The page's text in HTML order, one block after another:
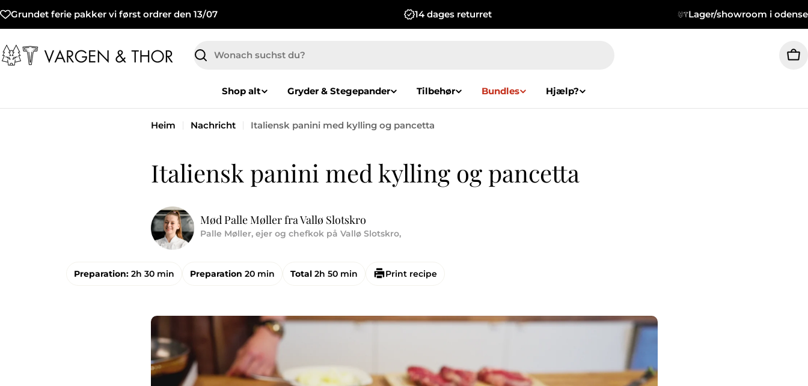
Inhalt
Grundet ferie pakker vi først ordrer den 13/07 14 dages returret Lager/showroom i odense
Suchen
Shop alt Gryder & Stegepander Tilbehør Bundles Hjælp?
Heim Nachricht Italiensk panini med kylling og pancetta
Italiensk panini med kylling og pancetta
Mød Palle Møller fra Vallø Slotskro
Palle Møller, ejer og chefkok på Vallø Slotskro,
Preparation: 2h 30 min Preparation 20 min Total 2h 50 min Print recipe